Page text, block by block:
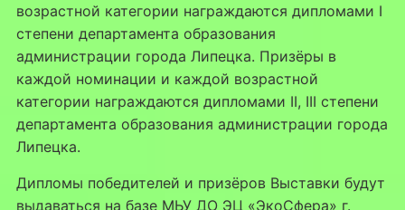
возрастной категории награждаются дипломами I
степени департамента образования
администрации города Липецка. Призёры в
каждой номинации и каждой возрастной
категории награждаются дипломами II, III степени
департамента образования администрации города
Липецка.
Дипломы победителей и призёров Выставки будут
выдаваться на базе МЬУ ДО ЭЦ «ЭкоСфера» г.